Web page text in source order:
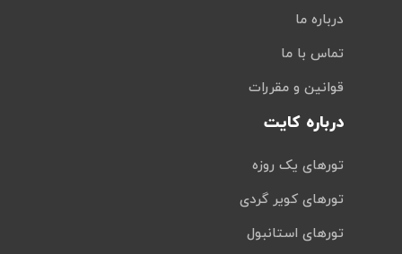
درباره ما
تماس با ما
قوانین و مقررات
درباره کایت
تورهای یک روزه
تورهای کویر گردی
تورهای استانبول